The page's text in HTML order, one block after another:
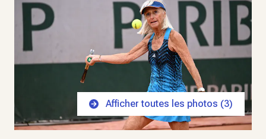
Afficher toutes les photos (3)